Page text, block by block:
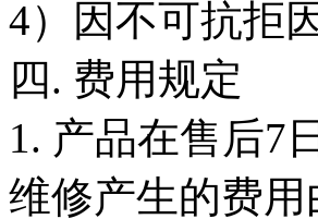
4）因不可抗拒
四. 费用规定
1. 产品在售后7
维修产生的费